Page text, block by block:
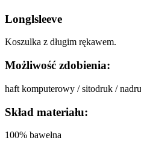
Longlsleeve
Koszulka z długim rękawem.
Możliwość zdobienia:
haft komputerowy / sitodruk /
Skład materiału:
100% bawełna